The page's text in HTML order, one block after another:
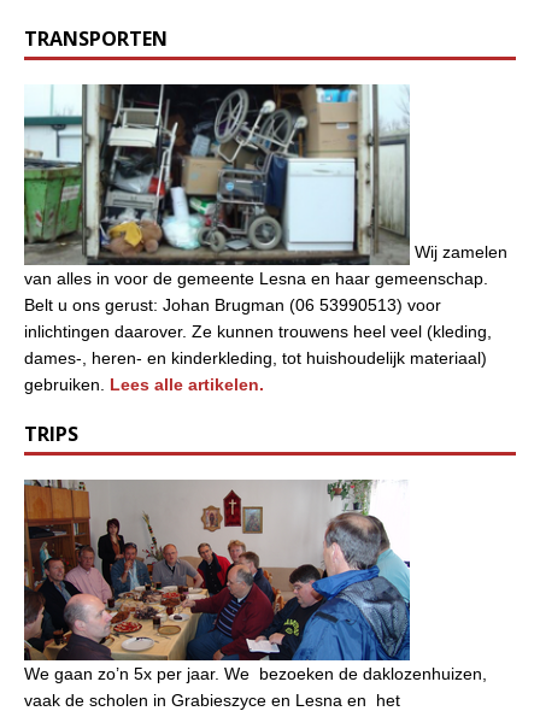
TRANSPORTEN
Wij zamelen
van alles in voor de gemeente Lesna en haar gemeenschap.
Belt u ons gerust: Johan Brugman (06 53990513) voor
inlichtingen daarover. Ze kunnen trouwens heel veel (kleding,
dames-, heren- en kinderkleding, tot huishoudelijk materiaal)
gebruiken. Lees alle artikelen.
TRIPS
We gaan zo’n 5x per jaar. We bezoeken de daklozenhuizen,
vaak de scholen in Grabieszyce en Lesna en het